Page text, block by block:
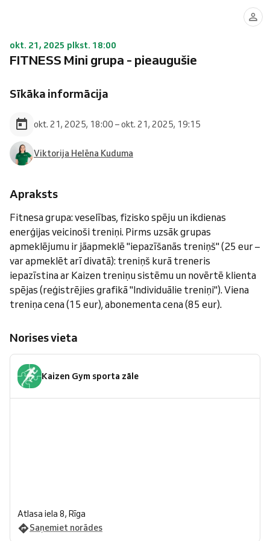
okt. 21, 2025 plkst. 18:00
FITNESS Mini grupa - pieaugušie
Sīkāka informācija
okt. 21, 2025, 18:00 – okt. 21, 2025, 19:15
Viktorija Helēna Kuduma
Apraksts
Fitnesa grupa: veselības, fizisko spēju un ikdienas
enerģijas veicinoši treniņi. Pirms uzsāk grupas
apmeklējumu ir jāapmeklē "iepazīšanās treniņš" (25 eur –
var apmeklēt arī divatā): treniņš kurā treneris
iepazīstina ar Kaizen treniņu sistēmu un novērtē klienta
spējas (reģistrējies grafikā "Individuālie treniņi"). Viena
treniņa cena (15 eur), abonementa cena (85 eur).
Norises vieta
Kaizen Gym sporta zāle
Atlasa iela 8, Rīga
Saņemiet norādes